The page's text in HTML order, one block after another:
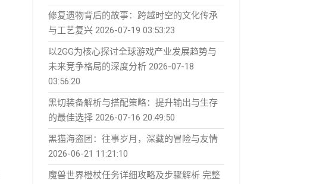
修复遗物背后的故事：跨越时空的文化传承
与工艺复兴 2026-07-19 03:53:23
以2GG为核心探讨全球游戏产业发展趋势与
未来竞争格局的深度分析 2026-07-18
03:56:20
黑切装备解析与搭配策略：提升输出与生存
的最佳选择 2026-07-16 20:49:50
黑猫海盗团：往事岁月，深藏的冒险与友情
2026-06-21 11:21:10
魔兽世界橙杖任务详细攻略及步骤解析 完整